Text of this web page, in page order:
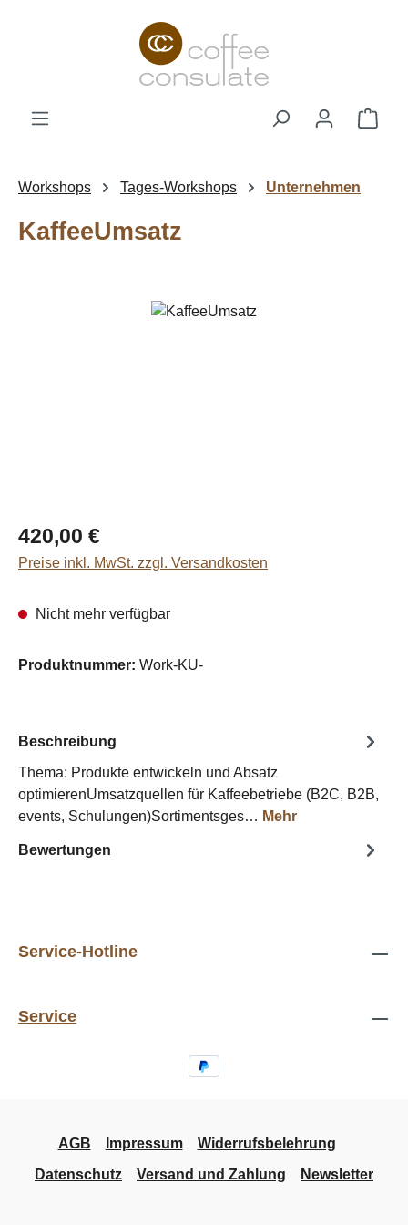
Zum Hauptinhalt springen
Workshops Tages-Workshops Unternehmen
KaffeeUmsatz
Bildergalerie überspringen
Regulärer Preis:
420,00 €
Preise inkl. MwSt. zzgl. Versandkosten
Nicht mehr verfügbar
Produktnummer: Work-KU-
Beschreibung
Thema: Produkte entwickeln und Absatz
optimierenUmsatzquellen für Kaffeebetriebe (B2C, B2B,
events, Schulungen)Sortimentsges… Mehr
Bewertungen
Service-Hotline
Service
AGB Impressum
Widerrufsbelehrung
Datenschutz
Versand und Zahlung Newsletter